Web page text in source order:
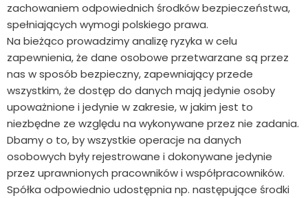
zachowaniem odpowiednich środków bezpieczeństwa,
spełniających wymogi polskiego prawa.
Na bieżąco prowadzimy analizę ryzyka w celu
zapewnienia, że dane osobowe przetwarzane są przez
nas w sposób bezpieczny, zapewniający przede
wszystkim, że dostęp do danych mają jedynie osoby
upoważnione i jedynie w zakresie, w jakim jest to
niezbędne ze względu na wykonywane przez nie zadania.
Dbamy o to, by wszystkie operacje na danych
osobowych były rejestrowane i dokonywane jedynie
przez uprawnionych pracowników i współpracowników.
Spółka odpowiednio udostępnia np. następujące środki